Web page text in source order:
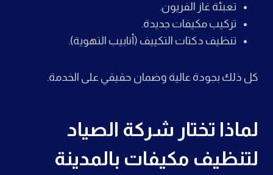
تعبئة غاز الفريون.
تركيب مكيفات جديدة.
تنظيف دكتات التكييف (أنابيب التهوية).
كل ذلك بجودة عالية وضمان حقيقي على الخدمة.
لماذا تختار شركة الصياد
لتنظيف مكيفات بالمدينة